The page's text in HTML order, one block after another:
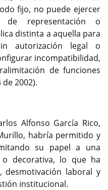
fijo, no puede ejercer
de representación o
distinta a aquella para
autorización legal o
incompatibilidad,
de funciones
de 2002).
Alfonso García Rico,
habría permitido y
su papel a una
decorativa, lo que ha
desmotivación laboral y
institucional.